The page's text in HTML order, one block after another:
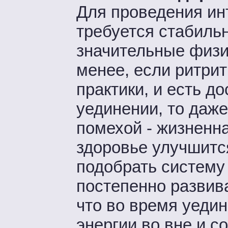
Для проведения
требуется
значительные
менее, если
практики, и есть
уединении, то
помехой -
здоровье
подобрать
постепенно
что во время